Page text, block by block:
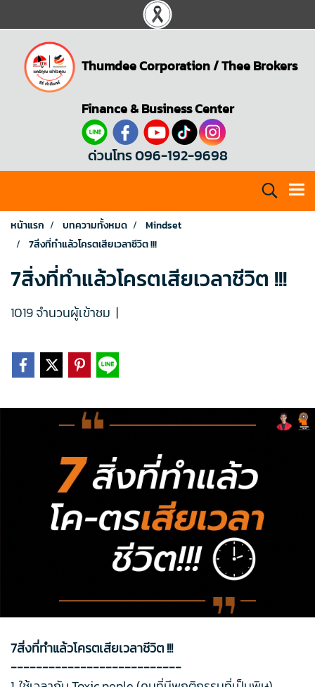
Thumdee Corporation/Thee Brokers
Finance & Business Center
ด่วนโทร 096-192-9698
หน้าแรก บทความทั้งหมด
Mindset
7สิ่งที่ทำแล้วโครตเสียเวลาชีวิต !!!
7สิ่งที่ทำแล้วโครตเสียเวลาชีวิต !!!
1019 จำนวนผู้เข้าชม |
7สิ่งที่ทำแล้วโครตเสียเวลาชีวิต !!!
---------------------------